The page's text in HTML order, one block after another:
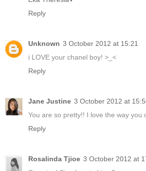
Reply
Unknown 3 October 2012 at 15:21
i LOVE your chanel boy! >_<
Reply
Jane Justine 3 October 2012 at
You are so pretty!! I love the way you
Reply
Rosalinda Tjioe 3 October 2012 at